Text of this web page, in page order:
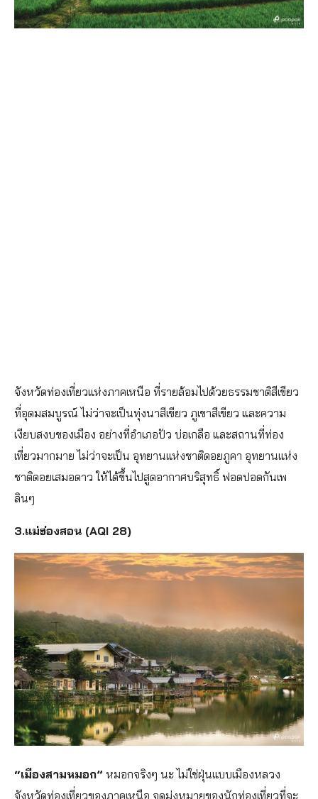
จังหวัดท่องเที่ยวแห่งภาคเหนือ ที่รายล้อมไปด้วยธรรมชาติสีเขียว
ที่อุดมสมบูรณ์ ไม่ว่าจะเป็นทุ่งนาสีเขียว ภูเขาสีเขียว และความ
เงียบสงบของเมือง อย่างที่อำเภอปัว บ่อเกลือ และสถานที่ท่อง
เที่ยวมากมาย ไม่ว่าจะเป็น อุทยานแห่งชาติดอยภูคา อุทยานแห่ง
ชาติดอยเสมอดาว ให้ได้ขึ้นไปสูดอากาศบริสุทธิ์ ฟอดปอดกันเพ
ลินๆ
3.แม่ฮ่องสอน (AQI 28)
“เมืองสามหมอก” หมอกจริงๆ นะ ไม่ใช่ฝุ่นแบบเมืองหลวง
จังหวัดท่องเที่ยวของภาคเหนือ จุดมุ่งหมายของนักท่องเที่ยวที่จะ